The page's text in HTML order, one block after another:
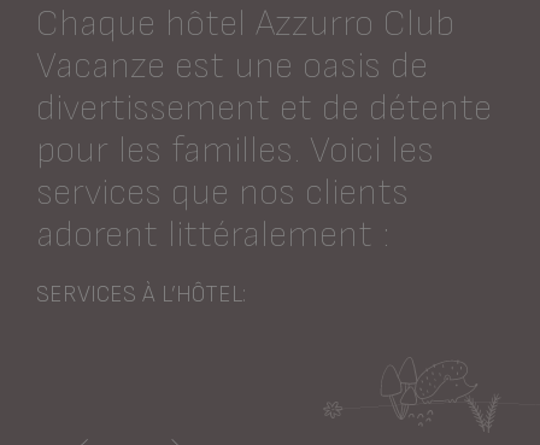
Chaque hôtel Azzurro Club
Vacanze est une oasis de
divertissement et de détente
pour les familles. Voici les
services que nos clients
adorent littéralement :
SERVICES À L’HÔTEL: